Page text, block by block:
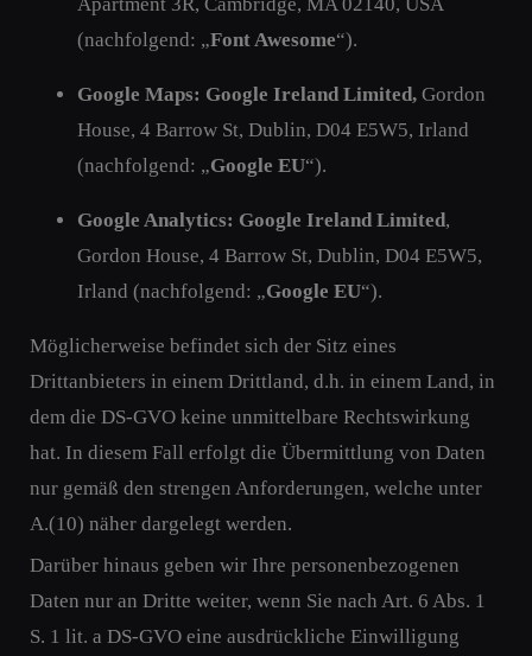
(nachfolgend: „Font Awesome“).
Google Maps: Google Ireland Limited, Gordon
House, 4 Barrow St, Dublin, D04 E5W5, Irland
(nachfolgend: „Google EU“).
Google Analytics: Google Ireland Limited,
Gordon House, 4 Barrow St, Dublin, D04 E5W5,
Irland (nachfolgend: „Google EU“).
Möglicherweise befindet sich der Sitz eines
Drittanbieters in einem Drittland, d.h. in einem Land, in
dem die DS-GVO keine unmittelbare Rechtswirkung
hat. In diesem Fall erfolgt die Übermittlung von Daten
nur gemäß den strengen Anforderungen, welche unter
A.(10) näher dargelegt werden.
Darüber hinaus geben wir Ihre personenbezogenen
Daten nur an Dritte weiter, wenn Sie nach Art. 6 Abs. 1
S. 1 lit. a DS-GVO eine ausdrückliche Einwilligung